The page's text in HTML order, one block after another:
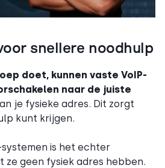
snellere noodhulp
doet, kunnen vaste VoIP-
naar de juiste
je fysieke adres. Dit zorgt
kunt krijgen.
is het echter
ze geen fysiek adres hebben.